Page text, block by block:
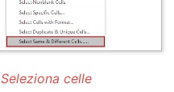
Seleziona celle